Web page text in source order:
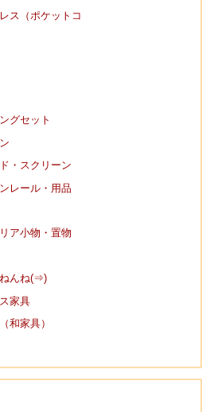
ス（ポケットコ
グセット
・スクリーン
レール・用品
ア小物・置物
んね(⇒)
家具
和家具）